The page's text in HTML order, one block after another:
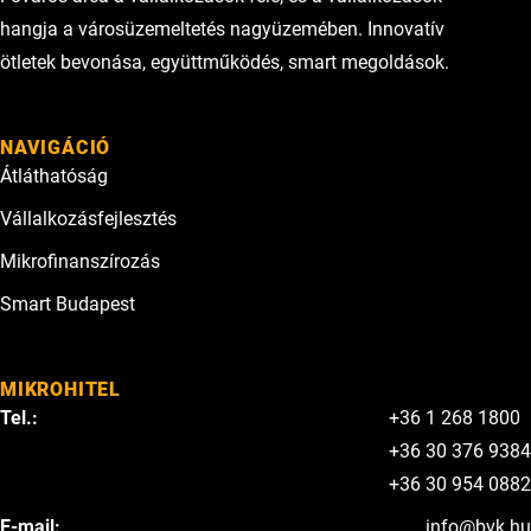
hangja a városüzemeltetés nagyüzemében. Innovatív
ötletek bevonása, együttműködés, smart megoldások.
NAVIGÁCIÓ
Átláthatóság
Vállalkozásfejlesztés
Mikrofinanszírozás
Smart Budapest
MIKROHITEL
Tel.:
+36 1 268 1800
+36 30 376 9384
+36 30 954 0882